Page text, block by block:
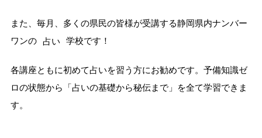
また、毎月、多くの県民の皆様が受講する静岡県内ナンバー
ワンの 占い 学校です！
各講座ともに初めて占いを習う方にお勧めです。予備知識ゼ
ロの状態から「占いの基礎から秘伝まで」を全て学習できま
す。